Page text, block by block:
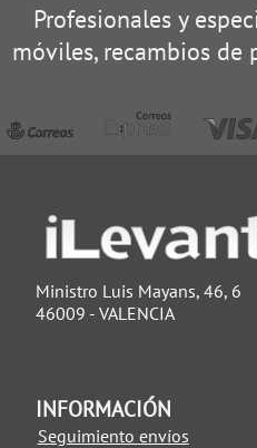
Profesionales y
móviles, recambios de
Ministro Luis Mayans, 46, 6
46009 - VALENCIA
INFORMACIÓN
Seguimiento envíos